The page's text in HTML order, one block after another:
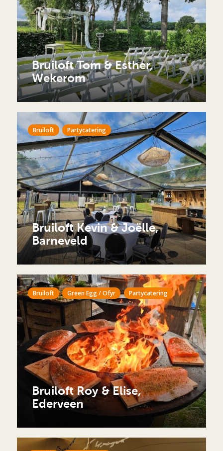
Bruiloft Tom & Esther,
Wekerom
Bruiloft Partycatering
Bruiloft Kevin & Joëlle,
Barneveld
Bruiloft Green Egg / Ofyr Partycatering
Bruiloft Roy & Elise,
Ederveen